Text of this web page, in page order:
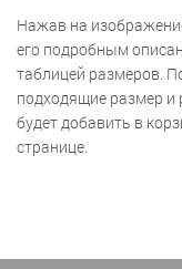
Нажав на
его подробным
таблицей размеров.
подходящие размер и
будет добавить в
странице.